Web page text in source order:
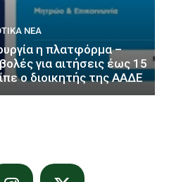
ΝΈΑ
η πλατφόρμα –
για αιτήσεις έως 15
ο διοικητής της ΑΑΔΕ